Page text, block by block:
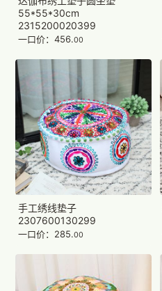
55*55*30cm
2315200020399
一口价：456.00
手工绣线垫子
2307600130299
一口价：285.00